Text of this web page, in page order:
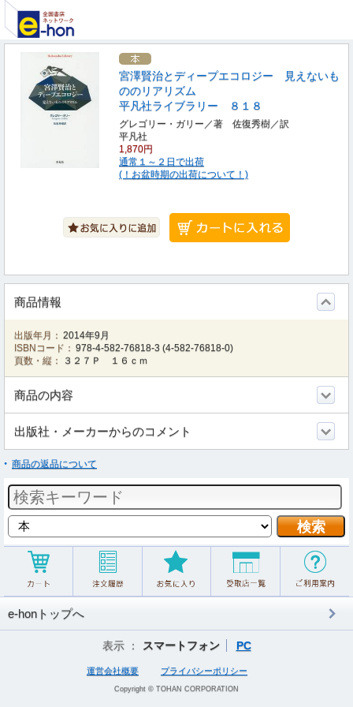
宮澤賢治とディープエコロジー 見えないも
ののリアリズム
平凡社ライブラリー ８１８
グレゴリー・ガリー／著 佐復秀樹／訳
平凡社
1,870円
通常１～２日で出荷
(！お盆時期の出荷について！)
商品情報
出版年月： 2014年9月
ISBNコード： 978-4-582-76818-3 (4-582-76818-0)
頁数・縦：
３２７Ｐ １６ｃｍ
商品の内容
出版社・メーカーからのコメント
商品の返品について
e-honトップへ
表示 ： スマートフォン PC
運営会社概要 プライバシーポリシー
Copyright © TOHAN CORPORATION